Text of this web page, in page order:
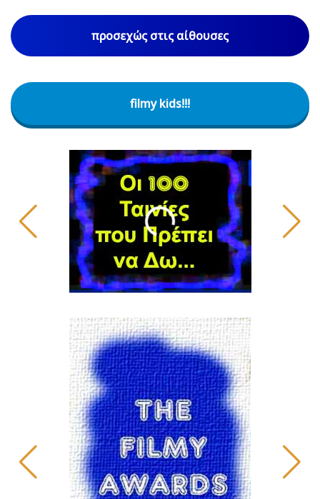
προσεχώς στις αίθουσες
filmy kids!!!